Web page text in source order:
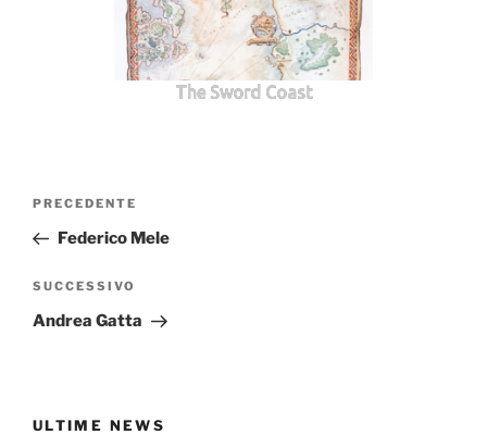
The Sword Coast
Navigazione
Articolo
precedente:
PRECEDENTE
Federico Mele
Articolo
successivo
SUCCESSIVO
Andrea Gatta
ULTIME NEWS